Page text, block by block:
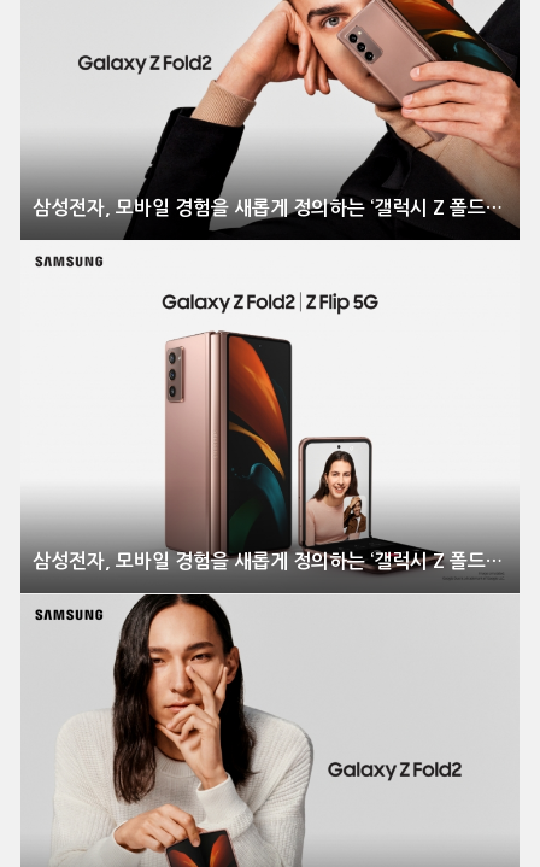
삼성전자, 모바일 경험을 새롭게 정의하는 ‘갤럭시 Z 폴드2’ 전격 공개
삼성전자, 모바일 경험을 새롭게 정의하는 ‘갤럭시 Z 폴드2’ 전격 공개